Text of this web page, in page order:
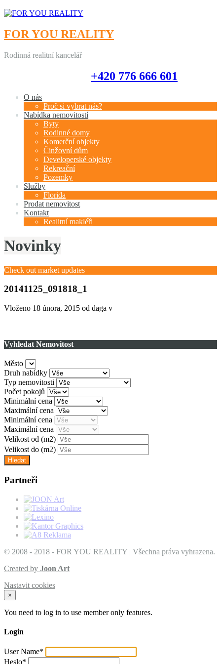
FOR YOU REALITY
Rodinná realitní kancelář
+420 776 666 601
O nás
Proč si vybrat nás?
Nabídka nemovitostí
Byty
Rodinné domy
Komerční objekty
Činžovní dům
Developerské objekty
Rekreační
Pozemky
Služby
Florida
Prodat nemovitost
Kontakt
Realitní makléři
Novinky
Check out market updates
20141125_091818_1
Vloženo 18 února, 2015 od daga v
Vyhledat Nemovitost
Město
Druh nabídky
Typ nemovitosti
Počet pokojů
Minimální cena
Maximální cena
Minimální cena
Maximální cena
Velikost od (m2)
Velikost do (m2)
Partneři
© 2008 - 2018 - FOR YOU REALITY | Všechna práva vyhrazena.
Created by Joon Art
Nastavit cookies
×
You need to log in to use member only features.
Login
User Name*
Heslo*